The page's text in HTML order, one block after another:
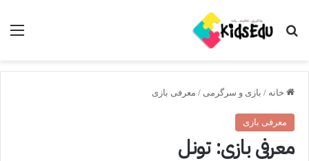
جستجو برای
خانه / بازی و سرگرمی / معرفی بازی
معرفی بازی
معرفی بازی: تونل